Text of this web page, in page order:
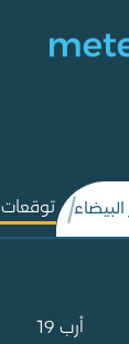
توقعات 15 يوماً
أرب 19